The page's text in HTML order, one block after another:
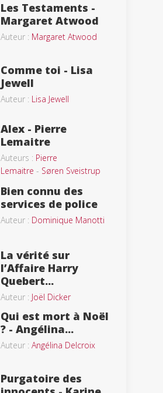
Les Testaments -
Margaret Atwood
Auteur : Margaret Atwood
Comme toi - Lisa
Jewell
Auteur : Lisa Jewell
Alex - Pierre
Lemaitre
Auteurs : Pierre
Lemaitre - Søren Sveistrup
Bien connu des
services de police
Auteur : Dominique Manotti
La vérité sur
l’Affaire Harry
Quebert...
Auteur : Joël Dicker
Qui est mort à Noël
? - Angélina...
Auteur : Angélina Delcroix
Purgatoire des